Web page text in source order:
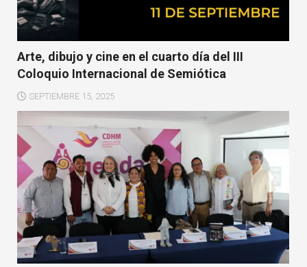
Arte, dibujo y cine en el cuarto día del III
Coloquio Internacional de Semiótica
SEPTIEMBRE 15, 2025